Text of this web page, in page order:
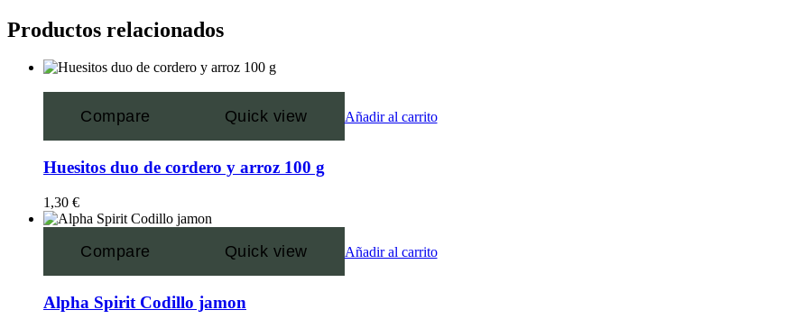
Productos relacionados
Compare Quick view Añadir al carrito
Huesitos duo de cordero y arroz 100 g
1,30 €
Compare Quick view Añadir al carrito
Alpha Spirit Codillo jamon